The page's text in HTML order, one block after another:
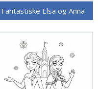
Fantastiske Elsa og Anna